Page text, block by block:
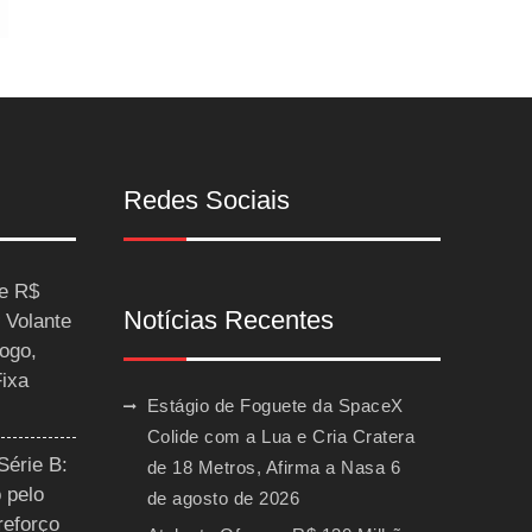
R$
B:
pelo
Redes Sociais
Notícias Recentes
Estágio de Foguete da SpaceX
Colide com a Lua e Cria Cratera
de 18 Metros, Afirma a Nasa 6
de agosto de 2026